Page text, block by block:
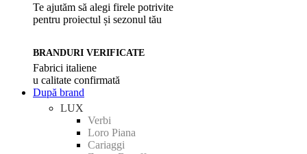
Te ajutăm să alegi firele potrivite
pentru proiectul și sezonul tău
BRANDURI VERIFICATE
Fabrici italiene
u calitate confirmată
După brand
LUX
Verbi
Loro Piana
Cariaggi